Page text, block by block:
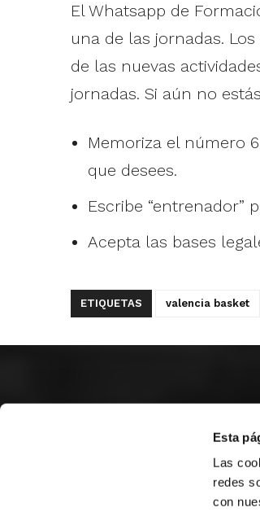
Esta
Las
redes
con
El Whatsapp de
una de las jornadas.
de las nuevas
jornadas. Si aún no
Memoriza el número
que desees.
Escribe “entrenador”
Acepta las bases
ETIQUETAS valencia basket